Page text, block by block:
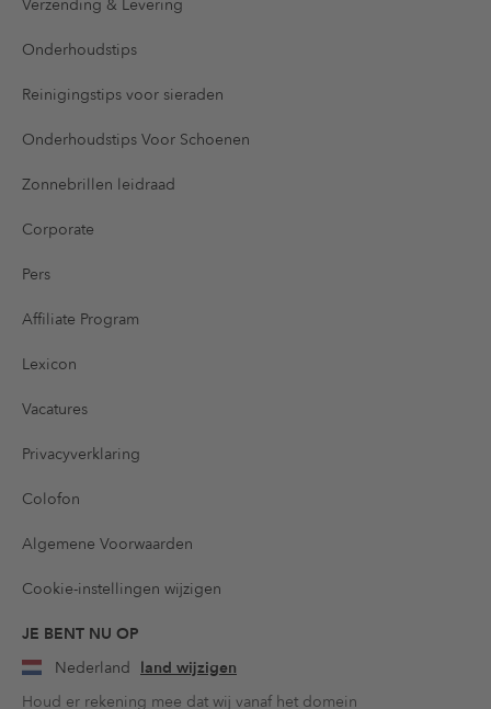
Verzending & Levering
Onderhoudstips
Reinigingstips voor sieraden
Onderhoudstips Voor Schoenen
Zonnebrillen leidraad
Corporate
Pers
Affiliate Program
Lexicon
Vacatures
Privacyverklaring
Colofon
Algemene Voorwaarden
Cookie-instellingen wijzigen
JE BENT NU OP
Nederland land wijzigen
Houd er rekening mee dat wij vanaf het domein